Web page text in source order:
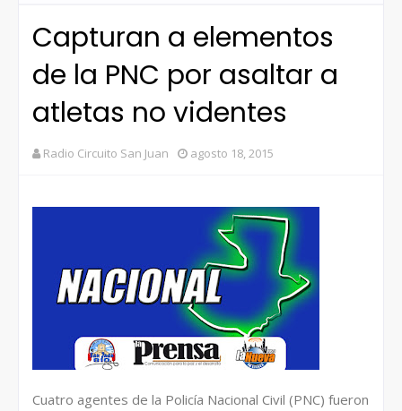
Capturan a elementos
de la PNC por asaltar a
atletas no videntes
Radio Circuito San Juan agosto 18, 2015
Cuatro agentes de la Policía Nacional Civil (PNC) fueron